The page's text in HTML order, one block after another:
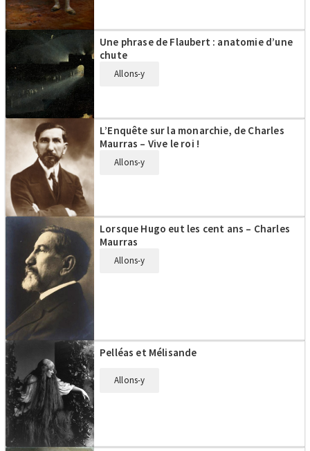
Une phrase de Flaubert : anatomie d’une
chute
Allons-y
L’Enquête sur la monarchie, de Charles
Maurras – Vive le roi !
Allons-y
Lorsque Hugo eut les cent ans – Charles
Maurras
Allons-y
Pelléas et Mélisande
Allons-y